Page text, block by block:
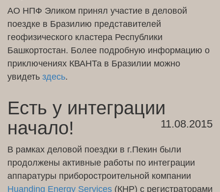
АО НПФ Эликом принял участие в деловой
поездке в Бразилию представителей
геофизического кластера Республики
Башкортостан. Более подробную информацию о
приключениях КВАНТа в Бразилии можно
увидеть здесь.
Есть у интеграции
начало!
11.08.2015
В рамках деловой поездки в г.Пекин были
продолжены активные работы по интеграции
аппаратуры приборостроительной компании
Huanding Energy Services (КНР) с регистраторами